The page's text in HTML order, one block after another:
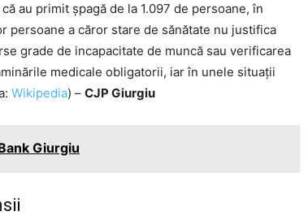
au primit șpagă de la 1.097 de persoane, în
persoane a căror stare de sănătate nu justifica
grade de incapacitate de muncă sau verificarea
medicale obligatorii, iar în unele situații
Wikipedia) – CJP Giurgiu
Giurgiu